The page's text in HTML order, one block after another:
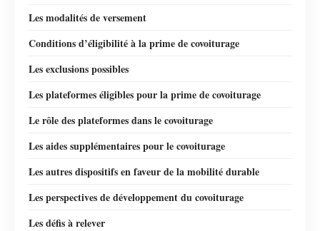
Les modalités de versement
Conditions d’éligibilité à la prime de covoiturage
Les exclusions possibles
Les plateformes éligibles pour la prime de covoiturage
Le rôle des plateformes dans le covoiturage
Les aides supplémentaires pour le covoiturage
Les autres dispositifs en faveur de la mobilité durable
Les perspectives de développement du covoiturage
Les défis à relever